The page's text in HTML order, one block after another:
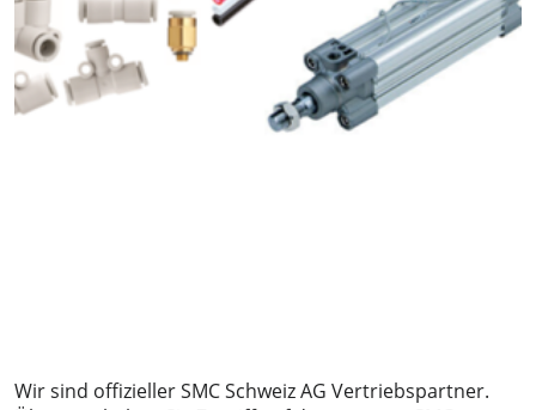
Wir sind offizieller SMC Schweiz AG Vertriebspartner.